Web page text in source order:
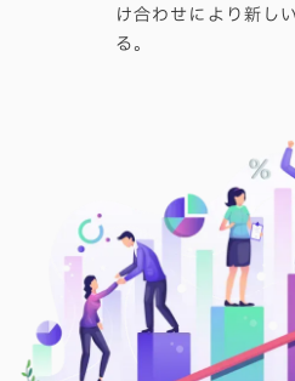
け合わせにより新し
る。